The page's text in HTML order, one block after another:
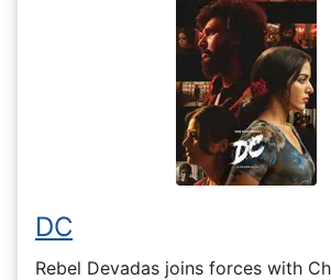
DC
Rebel Devadas joins forces with